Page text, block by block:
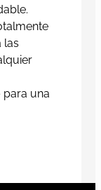
las
una